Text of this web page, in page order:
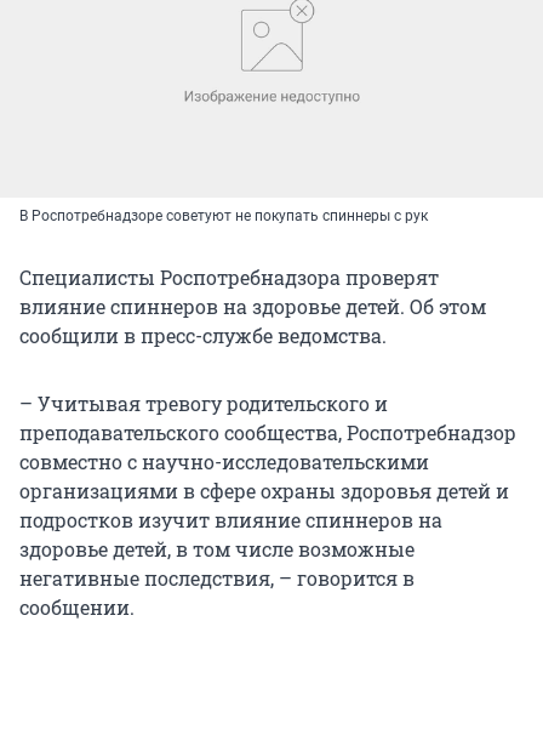
В Роспотребнадзоре советуют не покупать спиннеры с рук
Специалисты Роспотребнадзора проверят
влияние спиннеров на здоровье детей. Об этом
сообщили в пресс-службе ведомства.
– Учитывая тревогу родительского и
преподавательского сообщества, Роспотребнадзор
совместно с научно-исследовательскими
организациями в сфере охраны здоровья детей и
подростков изучит влияние спиннеров на
здоровье детей, в том числе возможные
негативные последствия, – говорится в
сообщении.